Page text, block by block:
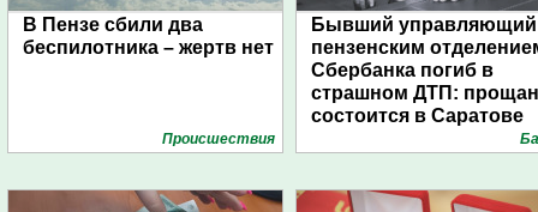
В Пензе сбили два
беспилотника – жертв нет
Проиcшествия
Бывший управляющий
пензенским
Сбербанка погиб в
страшном ДТП:
состоится в Саратове